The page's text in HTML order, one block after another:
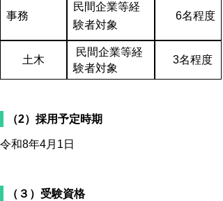
事務
民間企業等経
験者対象
6名程度
土木
民間企業等経
験者対象
3名程度
（2）採用予定時期
令和8年4月1日
（３）受験資格